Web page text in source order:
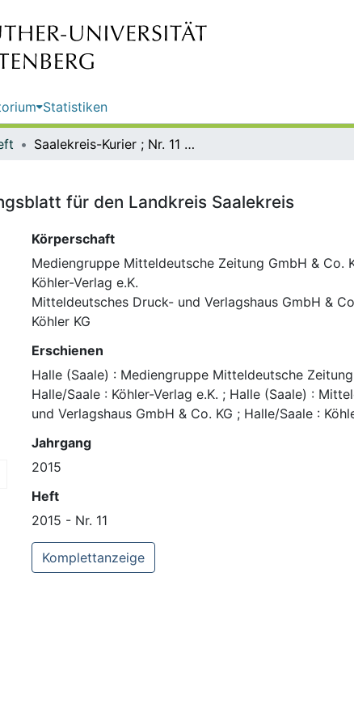
Statistiken
Saalekreis-Kurier ; Nr. 11 : Mitteilungsblatt für den Landkreis Saalekreis
für den Landkreis Saalekreis
Körperschaft
Mediengruppe Mitteldeutsche Zeitung GmbH & Co.
Köhler-Verlag e.K.
Mitteldeutsches Druck- und Verlagshaus GmbH &
Köhler KG
Erschienen
Halle (Saale) : Mediengruppe Mitteldeutsche
Halle/Saale : Köhler-Verlag e.K. ; Halle (Saale) :
und Verlagshaus GmbH & Co. KG ; Halle/Saale :
Jahrgang
2015
Heft
2015 - Nr. 11
Komplettanzeige